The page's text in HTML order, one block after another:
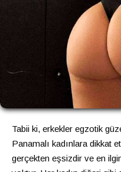
Tabii ki, erkekler egzotik
Panamalı kadınlara dikkat
gerçekten eşsizdir ve en